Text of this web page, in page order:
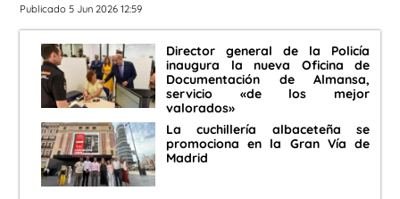
Publicado 5 Jun 2026 12:59
Director general de la Policía
inaugura la nueva Oficina de
Documentación de Almansa,
servicio «de los mejor
valorados»
La cuchillería albaceteña se
promociona en la Gran Vía de
Madrid